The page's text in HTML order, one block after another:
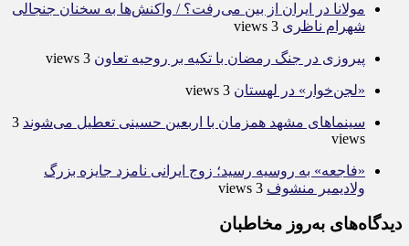
مولانا در ایران از بین می‌رفت؟ / واکنش‌ها به سخنان جنجالی
شهرام ناظری 3 views
پیروزی در جنگ رمضان با تکیه بر روحیه تعاون 3 views
«لجن‌خوار» در لهستان 3 views
سینماهای مشهد همزمان با اربعین حسینی تعطیل می‌شوند 3
views
«فاجعه» به روسیه رسید؛ زوج ایرانی نامزد جایزه بزرگ
ولادیمیر منشوف 3 views
دیدگاه‌های به‌روز مخاطبان